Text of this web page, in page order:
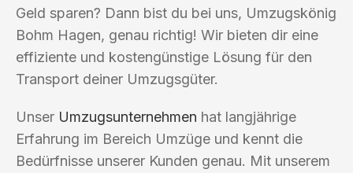
Geld sparen? Dann bist du bei uns, Umzugskönig
Bohm Hagen, genau richtig! Wir bieten dir eine
effiziente und kostengünstige Lösung für den
Transport deiner Umzugsgüter.
Unser Umzugsunternehmen hat langjährige
Erfahrung im Bereich Umzüge und kennt die
Bedürfnisse unserer Kunden genau. Mit unserem